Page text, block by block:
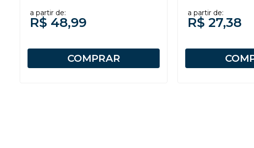
a partir de:
R$ 48,99
COMPRAR
a partir de:
R$ 27,38